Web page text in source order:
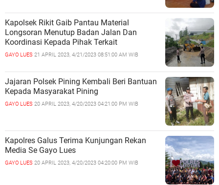
Kapolsek Rikit Gaib Pantau Material
Longsoran Menutup Badan Jalan Dan
Koordinasi Kepada Pihak Terkait
GAYO LUES 21 APRIL 2023, 4/21/2023 08:51:00 AM WIB
Jajaran Polsek Pining Kembali Beri Bantuan
Kepada Masyarakat Pining
GAYO LUES 20 APRIL 2023, 4/20/2023 04:21:00 PM WIB
Kapolres Galus Terima Kunjungan Rekan
Media Se Gayo Lues
GAYO LUES 20 APRIL 2023, 4/20/2023 04:20:00 PM WIB